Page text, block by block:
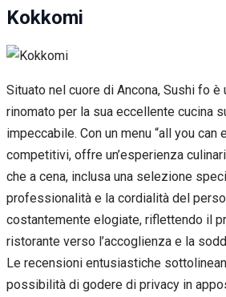
Kokkomi
Situato nel cuore di Ancona, Sushi fo
rinomato per la sua eccellente cucina
impeccabile. Con un menu “all you can
competitivi, offre un’esperienza
che a cena, inclusa una selezione
professionalità e la cordialità del
costantemente elogiate, riflettendo il
ristorante verso l’accoglienza e la
Le recensioni entusiastiche
possibilità di godere di privacy in